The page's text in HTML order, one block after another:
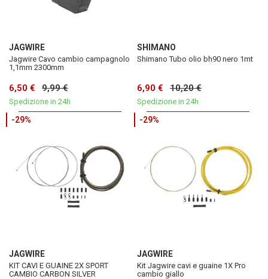
JAGWIRE
Jagwire Cavo cambio campagnolo
1,1mm 2300mm
6,50 € 9,99 €
Spedizione in 24h
SHIMANO
Shimano Tubo olio bh90 nero 1mt
6,90 € 10,20 €
Spedizione in 24h
-29%
JAGWIRE
KIT CAVI E GUAINE 2X SPORT
CAMBIO CARBON SILVER
-29%
JAGWIRE
Kit Jagwire cavi e guaine 1X Pro
cambio giallo